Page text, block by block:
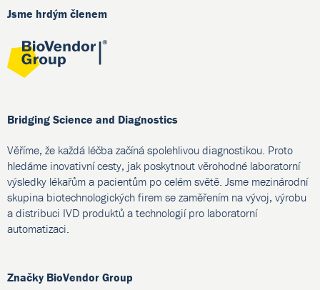
Jsme hrdým členem
Bridging Science and Diagnostics
Věříme, že každá léčba začíná spolehlivou diagnostikou. Proto
hledáme inovativní cesty, jak poskytnout věrohodné laboratorní
výsledky lékařům a pacientům po celém světě. Jsme mezinárodní
skupina biotechnologických firem se zaměřením na vývoj, výrobu
a distribuci IVD produktů a technologií pro laboratorní
automatizaci.
Značky BioVendor Group